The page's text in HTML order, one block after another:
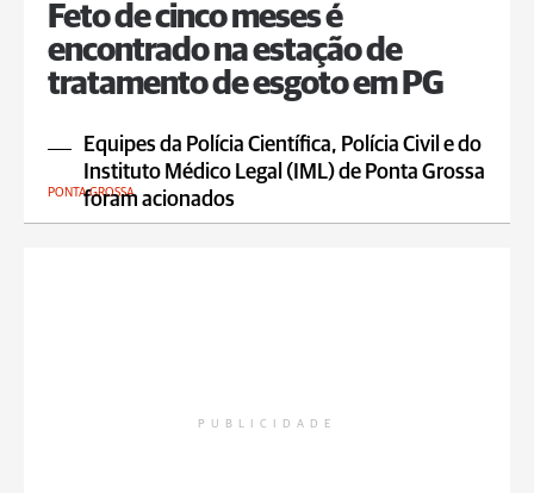
Feto de cinco meses é
encontrado na estação de
tratamento de esgoto em PG
Equipes da Polícia Científica, Polícia Civil e do
Instituto Médico Legal (IML) de Ponta Grossa
foram acionados
PONTA GROSSA
PUBLICIDADE